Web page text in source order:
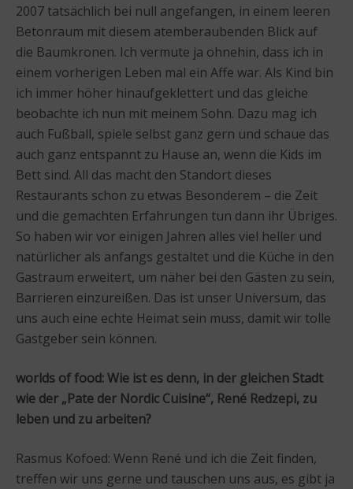
2007 tatsächlich bei null angefangen, in einem leeren
Betonraum mit diesem atemberaubenden Blick auf
die Baumkronen. Ich vermute ja ohnehin, dass ich in
einem vorherigen Leben mal ein Affe war. Als Kind bin
ich immer höher hinaufgeklettert und das gleiche
beobachte ich nun mit meinem Sohn. Dazu mag ich
auch Fußball, spiele selbst ganz gern und schaue das
auch ganz entspannt zu Hause an, wenn die Kids im
Bett sind. All das macht den Standort dieses
Restaurants schon zu etwas Besonderem – die Zeit
und die gemachten Erfahrungen tun dann ihr Übriges.
So haben wir vor einigen Jahren alles viel heller und
natürlicher als anfangs gestaltet und die Küche in den
Gastraum erweitert, um näher bei den Gästen zu sein,
Barrieren einzureißen. Das ist unser Universum, das
uns auch eine echte Heimat sein muss, damit wir tolle
Gastgeber sein können.
worlds of food:Wie ist es denn, in der gleichen Stadt
wie der „Pate der Nordic Cuisine“, René Redzepi, zu
leben und zu arbeiten?
Rasmus Kofoed: Wenn René und ich die Zeit finden,
treffen wir uns gerne und tauschen uns aus, es gibt ja